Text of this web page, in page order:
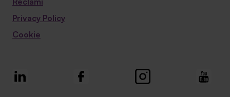
Privacy Policy
Cookie